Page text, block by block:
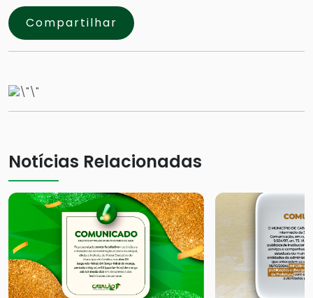
Compartilhar
Notícias Relacionadas